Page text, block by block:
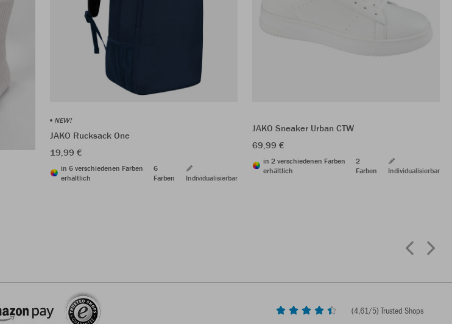
NEW!
JAKO Rucksack One
19,99 €
in 6 verschiedenen Farben
erhältlich
6
Farben
Individualisierbar
JAKO Sneaker Urban CTW
69,99 €
in 2 verschiedenen Farben
erhältlich
2
Farben
Individualisierbar
(4,61/5) Trusted Shops